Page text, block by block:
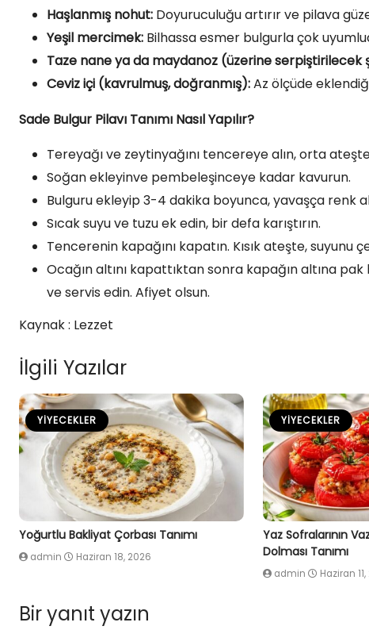
Haşlanmış nohut: Doyuruculuğu artırır ve pilava
Yeşil mercimek: Bilhassa esmer bulgurla çok
Taze nane ya da maydanoz (üzerine serpiştirilecek
Ceviz içi (kavrulmuş, doğranmış):Az ölçüde
Sade Bulgur Pilavı Tanımı Nasıl Yapılır?
Tereyağı ve zeytinyağını tencereye alın, orta
Soğan ekleyinve pembeleşinceye kadar kavurun.
Bulguru ekleyip 3-4 dakika boyunca, yavaşça renk
Sıcak suyu ve tuzu ek edin, bir defa karıştırın.
Tencerenin kapağını kapatın. Kısık ateşte, suyunu
Ocağın altını kapattıktan sonra kapağın altına
ve servis edin. Afiyet olsun.
Kaynak : Lezzet
İlgili Yazılar
YIYECEKLER
Yoğurtlu Bakliyat Çorbası Tanımı
admin Haziran 18, 2026
YIYECEKLER
Yaz Sofralarının
Dolması Tanımı
admin Haziran
Bir yanıt yazın